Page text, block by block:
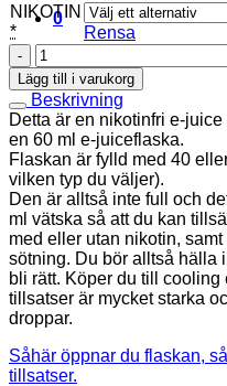
0
NIKOTIN
*
Rensa
HALLONGROTTA
mängd
Lägg till i varukorg
Beskrivning
Detta är en nikotinfri e-
en 60 ml e-juiceflaska.
Flaskan är fylld med 40
vilken typ du väljer).
Den är alltså inte full och
ml vätska så att du kan
med eller utan nikotin,
sötning. Du bör alltså hälla
bli rätt. Köper du till
tillsatser är mycket starka
droppar.
Såhär öppnar du flaskan,
tillsatser.